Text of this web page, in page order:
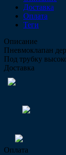
Доставка
Оплата
Теги
Описание
Пневмоклапан
Под трубку
Доставка
Оплата